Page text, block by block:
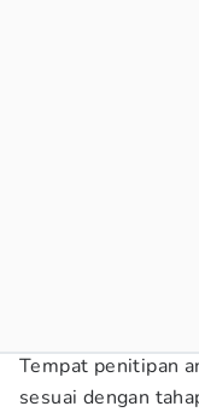
Tempat penitipan
sesuai dengan